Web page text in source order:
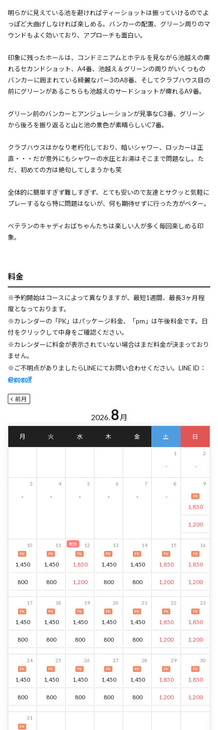
明らかに見えている池を避ければティーショットは振っていけるのでよ
っぽど大曲げしなければ楽しめる。バンカーの配置、グリーン周りのマ
ウンドもよく効いており、アプローチも面白い。
印象に残ったホールは、コンドミニアムとホテルを見ながら池越えの痺
れるセカンドショット、A4番、池越え＆グリーンの周りがいくつもの
バンカーに囲まれている綺麗なパー3のA8番、そしてクラブハウス目の
前にグリーンがあるこちらも池越えのサードショットが痺れるA9番。
グリーン前のバンカーとアンジュレーションが見事なC3番、グリーン
から後ろを振り返ると山と池の景色が素晴らしいC7番。
クラブハウスはかなり老朽化しており、暗いシャワー、ロッカーは正
直・・・だが意外にもシャワーの水圧とお湯はそこまで問題なし。た
だ、初めての方は絶句してしまうかも笑
全体的に簡単すぎず難しすぎず、とても安いので友達とサクッと気軽に
プレーするなら特に問題はないが、何も期待せずに行った方がベター。
ベテランのキャディおばちゃんたちは楽しい人が多く毎回楽しめる印
象。
料金
※予約開始はコースによって異なりますが、最短1週間、最長3ヶ月程
度となっております。
※カレンダーの「PK」はパッケージ料金、「pm」は午後料金です。日
付をクリックして中身をご確認ください。
※カレンダーに料金が表示されていない場合はまだ料金が決まっており
ません。
※ご不明点がありましたらLINEにてお問い合わせください。LINE ID：
@gogolf
前月
2026.8 月
月 火 水 木 金 土 日
1
-
2
-
3
-
4
-
5
-
6
-
7
-
8
-
9
PK
1,850
1,200
10
PK
1,450
800
11
PK
1,450
800
祝日 12
PK
1,850
1,200
13
PK
1,450
800
14
PK
1,450
800
15
PK
1,850
1,200
16
PK
1,850
1,200
17
PK
1,450
800
18
PK
1,450
800
19
PK
1,450
800
20
PK
1,450
800
21
PK
1,450
800
22
PK
1,850
1,200
23
PK
1,850
1,200
24
PK
1,450
800
25
PK
1,450
800
26
PK
1,450
800
27
PK
1,450
800
28
PK
1,450
800
29
PK
1,850
1,200
30
PK
1,850
1,200
31
PK